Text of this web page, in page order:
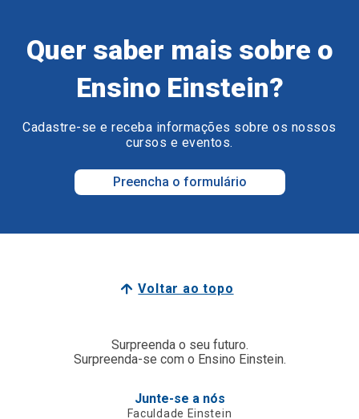
Quer saber mais sobre o
Ensino Einstein?
Cadastre-se e receba informações sobre os nossos
cursos e eventos.
Preencha o formulário
Voltar ao topo
Surpreenda o seu futuro.
Surpreenda-se com o Ensino Einstein.
Junte-se a nós
Faculdade Einstein